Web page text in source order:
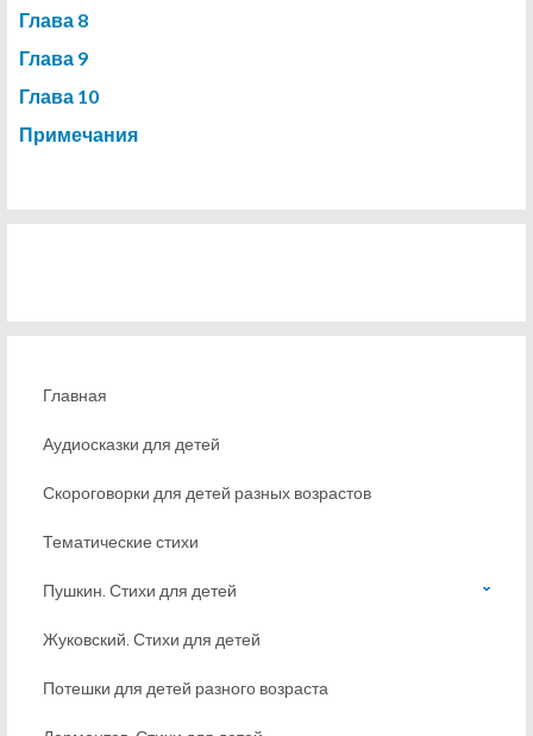
Глава 8
Глава 9
Глава 10
Примечания
Главная
Аудиосказки для детей
Скороговорки для детей разных возрастов
Тематические стихи
Пушкин. Стихи для детей
Жуковский. Стихи для детей
Потешки для детей разного возраста